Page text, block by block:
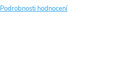
Podrobnosti hodnocení